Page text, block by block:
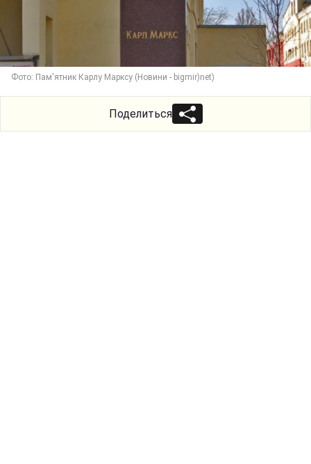
Фото: Пам'ятник Карлу Марксу (Новини - bigmir)net)
Поделиться